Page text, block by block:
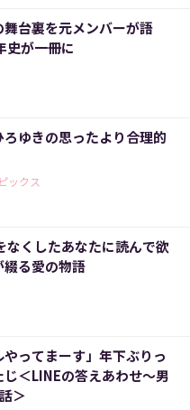
台裏を元メンバーが語
史が一冊に
ゆきの思ったより合理的
ックス
なくしたあなたに読んで欲
綴る愛の物語
やってまーす」年下ぶりっ
＜LINEの答えあわせ〜男
＞